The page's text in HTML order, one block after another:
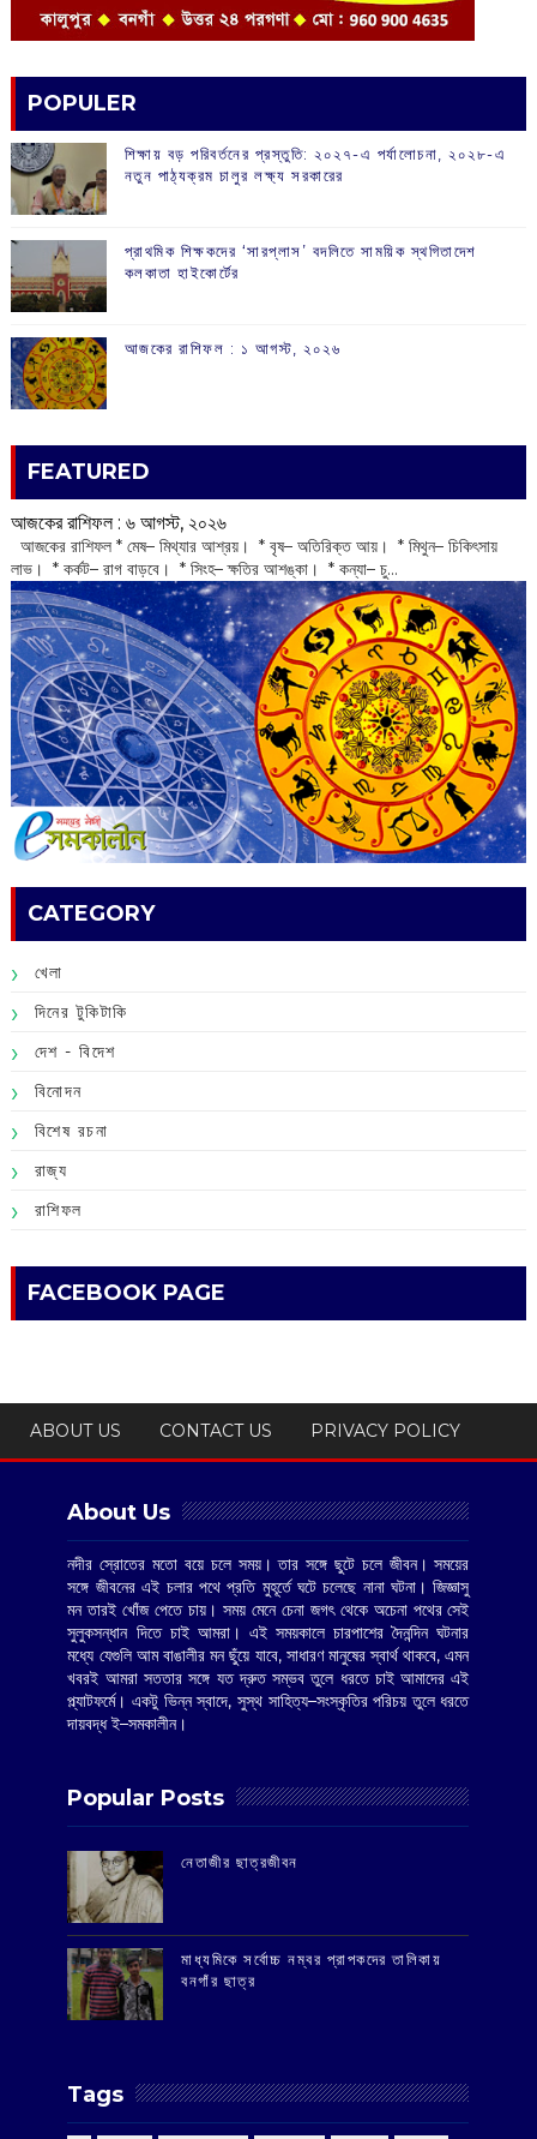
POPULER
শিক্ষায় বড় পরিবর্তনের প্রস্তুতি: ২০২৭-এ পর্যালোচনা, ২০২৮-এ
নতুন পাঠ্যক্রম চালুর লক্ষ্য সরকারের
প্রাথমিক শিক্ষকদের ‘সারপ্লাস’ বদলিতে সাময়িক স্থগিতাদেশ
কলকাতা হাইকোর্টের
আজকের রাশিফল :‌ ‌‌১ আগস্ট, ২০২৬
FEATURED
আজকের রাশিফল :‌ ‌‌৬ আগস্ট, ২০২৬
‌ আজকের রাশিফল * মেষ– মিথ্যার আশ্রয়। * বৃষ– অতিরিক্ত আয়। * মিথুন– চিকিৎসায়
লাভ। * কর্কট– রাগ বাড়বে। * সিংহ– ক্ষতির আশঙ্কা। * কন্যা– চু...
CATEGORY
খেলা
দিনের টুকিটাকি
দেশ - বিদেশ
বিনোদন
বিশেষ রচনা
রাজ্য
রাশিফল
FACEBOOK PAGE
ABOUT US CONTACT US PRIVACY POLICY
About Us
নদীর স্রোতের মতো বয়ে চলে সময়। তার সঙ্গে ছুটে চলে জীবন। সময়ের
সঙ্গে জীবনের এই চলার পথে প্রতি মুহূর্তে ঘটে চলেছে নানা ঘটনা। জিজ্ঞাসু
মন তারই খোঁজ পেতে চায়। সময় মেনে চেনা জগৎ থেকে অচেনা পথের সেই
সুলুকসন্ধান দিতে চাই আমরা। এই সময়কালে চারপাশের দৈনন্দিন ঘটনার
মধ্যে যেগুলি আম বাঙালীর মন ছুঁয়ে যাবে, সাধারণ মানুষের স্বার্থ থাকবে, এমন
খবরই আমরা সততার সঙ্গে যত দ্রুত সম্ভব তুলে ধরতে চাই আমাদের এই
প্ল্যাটফর্মে। একটু ভিন্ন স্বাদে, সুস্থ সাহিত্য–সংস্কৃতির পরিচয় তুলে ধরতে
দায়বদ্ধ ই–সমকালীন।
Popular Posts
‌নেতাজীর ছাত্রজীবন
মাধ্যমিকে সর্বোচ্চ নম্বর প্রাপকদের তালিকায়
বনগাঁর ছাত্র
Tags